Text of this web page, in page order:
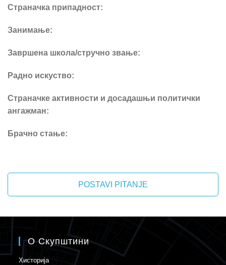
Страначка припадност:
Занимање:
Завршена школа/стручно звање:
Радно искуство:
Страначке активности и досадашњи политички
ангажман:
Брачно стање:
POSTAVI PITANJE
О Скупштини
Хисторија